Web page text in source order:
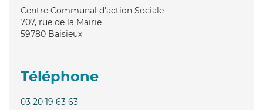
Centre Communal d'action Sociale
707, rue de la Mairie
59780 Baisieux
Téléphone
03 20 19 63 63